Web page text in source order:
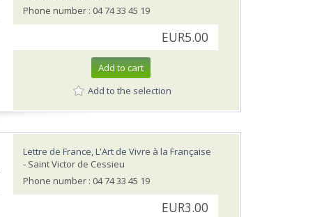
Phone number : 04 74 33 45 19
EUR5.00
Add to cart
Add to the selection
Lettre de France, L'Art de Vivre à la Française
- Saint Victor de Cessieu
Phone number : 04 74 33 45 19
EUR3.00